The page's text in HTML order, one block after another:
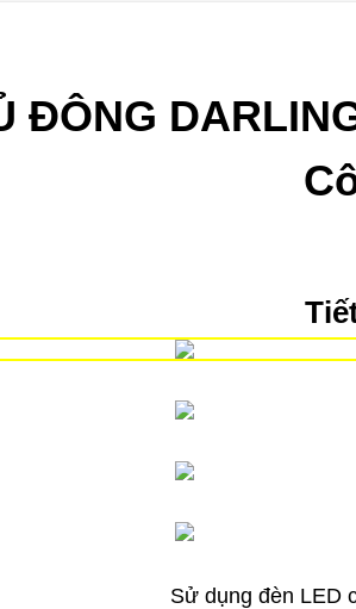
ĐÔNG
Sử dụng đèn LED